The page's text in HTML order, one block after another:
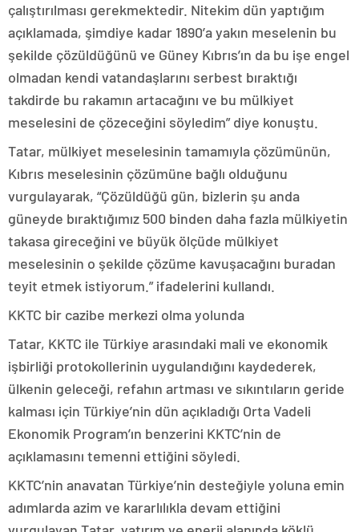
çalıştırılması gerekmektedir. Nitekim dün yaptığım
açıklamada, şimdiye kadar 1890’a yakın meselenin bu
şekilde çözüldüğünü ve Güney Kıbrıs’ın da bu işe engel
olmadan kendi vatandaşlarını serbest bıraktığı
takdirde bu rakamın artacağını ve bu mülkiyet
meselesini de çözeceğini söyledim” diye konuştu.
Tatar, mülkiyet meselesinin tamamıyla çözümünün,
Kıbrıs meselesinin çözümüne bağlı olduğunu
vurgulayarak, “Çözüldüğü gün, bizlerin şu anda
güneyde bıraktığımız 500 binden daha fazla mülkiyetin
takasa gireceğini ve büyük ölçüde mülkiyet
meselesinin o şekilde çözüme kavuşacağını buradan
teyit etmek istiyorum.” ifadelerini kullandı.
KKTC bir cazibe merkezi olma yolunda
Tatar, KKTC ile Türkiye arasındaki mali ve ekonomik
işbirliği protokollerinin uygulandığını kaydederek,
ülkenin geleceği, refahın artması ve sıkıntıların geride
kalması için Türkiye’nin dün açıkladığı Orta Vadeli
Ekonomik Program’ın benzerini KKTC’nin de
açıklamasını temenni ettiğini söyledi.
KKTC’nin anavatan Türkiye’nin desteğiyle yoluna emin
adımlarda azim ve kararlılıkla devam ettiğini